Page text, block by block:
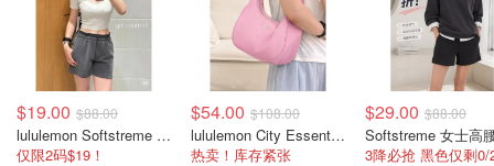
$19.00 $88.00
lululemon Softstreme 女士高腰短裤 10cm
仅限2码$19！
$54.00 $108.00
lululemon City Essentials 肩背包 4L
热卖！库存紧张
$29.00 $88.00